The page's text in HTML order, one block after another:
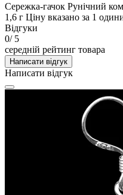
Сережка-гачок Рунічний
1,6 г Ціну вказано за 1
Відгуки
0/ 5
середній рейтинг товара
Написати відгук
Написати відгук